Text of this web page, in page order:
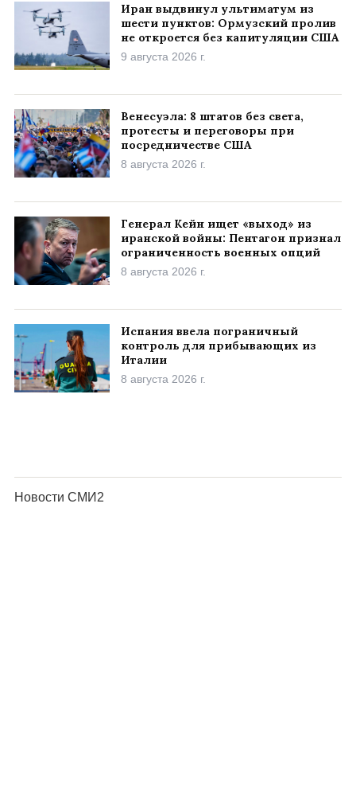
Иран выдвинул ультиматум из
шести пунктов: Ормузский пролив
не откроется без капитуляции США
9 августа 2026 г.
Венесуэла: 8 штатов без света,
протесты и переговоры при
посредничестве США
8 августа 2026 г.
Генерал Кейн ищет «выход» из
иранской войны: Пентагон признал
ограниченность военных опций
8 августа 2026 г.
Испания ввела пограничный
контроль для прибывающих из
Италии
8 августа 2026 г.